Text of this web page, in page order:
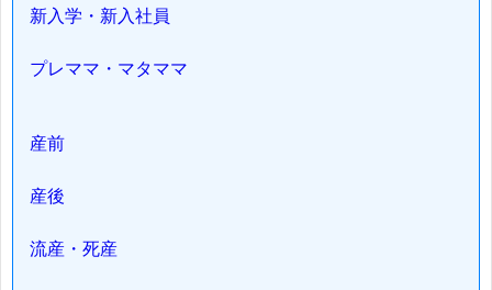
新入学・新入社員
プレママ・マタママ
産前
産後
流産・死産